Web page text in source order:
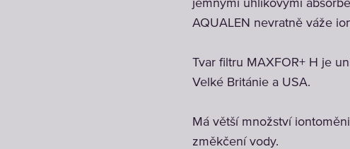
jemnými uhlíkovými
AQUALEN nevratně váže
Tvar filtru MAXFOR+ H je
Velké Británie a USA.
Má větší množství
změkčení vody.